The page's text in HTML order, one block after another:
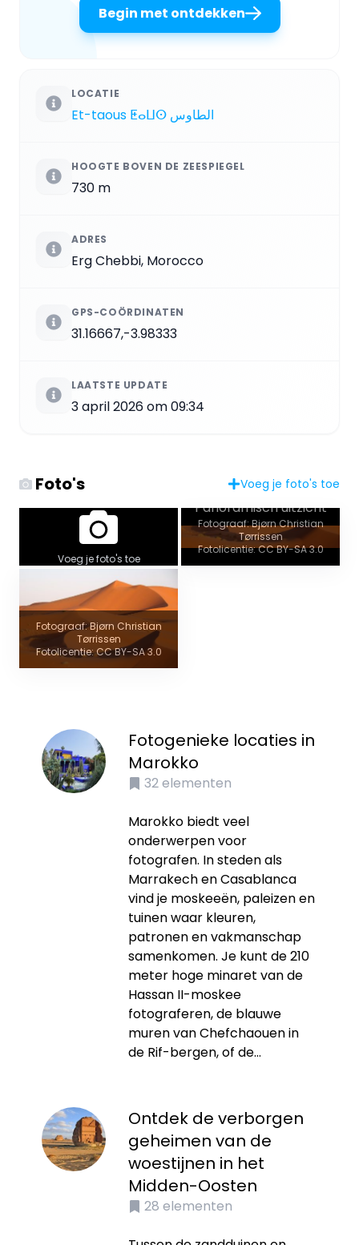
Begin met ontdekken
LOCATIE
Et-taous ⵟⴰⵡⵙ الطاوس
HOOGTE BOVEN DE ZEESPIEGEL
730 m
ADRES
Erg Chebbi, Morocco
GPS-COÖRDINATEN
31.16667,-3.98333
LAATSTE UPDATE
3 april 2026 om 09:34
Foto's Voeg je foto's toe
Voeg je foto's toe
Panoramisch uitzicht
Fotograaf: Bjørn Christian
Tørrissen
Fotolicentie: CC BY-SA 3.0
Fotograaf: Bjørn Christian
Tørrissen
Fotolicentie: CC BY-SA 3.0
Fotogenieke locaties in
Marokko
32elementen
Marokko biedt veel
onderwerpen voor
fotografen. In steden als
Marrakech en Casablanca
vind je moskeeën, paleizen en
tuinen waar kleuren,
patronen en vakmanschap
samenkomen. Je kunt de 210
meter hoge minaret van de
Hassan II-moskee
fotograferen, de blauwe
muren van Chefchaouen in
de Rif-bergen, of de...
Ontdek de verborgen
geheimen van de
woestijnen in het
Midden-Oosten
28 elementen